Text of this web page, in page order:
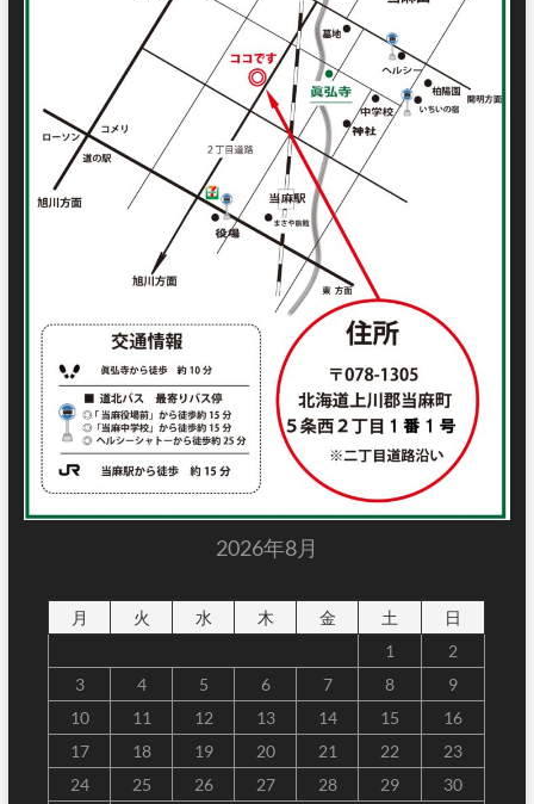
2026年8月
月 火 水 木 金 土
日
1
2
3
4 5 6 7 8
9
10
11 12 13 14 15
16
17
18 19 20 21 22
23
24
25 26 27 28 29 30